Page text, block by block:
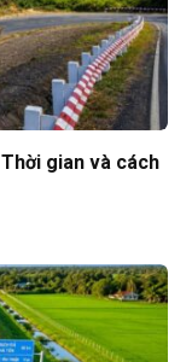
gian và cách